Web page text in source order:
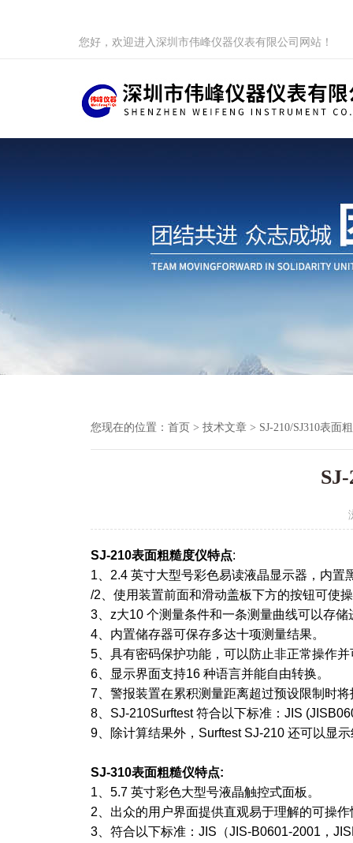
您好，欢迎进入深圳市伟峰仪器仪表有限公司网站！
您现在的位置： 首页 > 技术文章 > SJ-210/SJ310表面
SJ-210表面粗糙度仪特点:
1、2.4 英寸大型号彩色易读液晶显示器，内置
/2、使用装置前面和滑动盖板下方的按钮可使
3、z大10 个测量条件和一条测量曲线可以存储
4、内置储存器可保存多达十项测量结果。
5、具有密码保护功能，可以防止非正常操作
6、显示界面支持16 种语言并能自由转换。
7、警报装置在累积测量距离超过预设限制时将
8、SJ-210Surftest 符合以下标准：JIS
9、除计算结果外，Surftest SJ-210 还可以显
SJ-310表面粗糙仪特点:
1、5.7 英寸彩色大型号液晶触控式面板。
2、出众的用户界面提供直观易于理解的可操作
3、符合以下标准：JIS（JIS-B0601-2001，